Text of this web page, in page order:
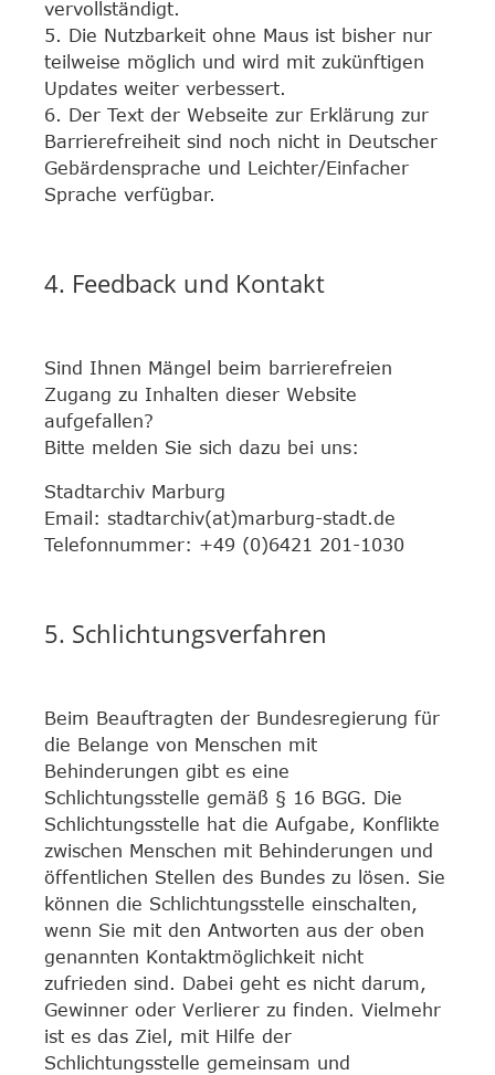
vervollständigt.
5. Die Nutzbarkeit ohne Maus ist bisher nur
teilweise möglich und wird mit zukünftigen
Updates weiter verbessert.
6. Der Text der Webseite zur Erklärung zur
Barrierefreiheit sind noch nicht in Deutscher
Gebärdensprache und Leichter/Einfacher
Sprache verfügbar.
4. Feedback und Kontakt
Sind Ihnen Mängel beim barrierefreien
Zugang zu Inhalten dieser Website
aufgefallen?
Bitte melden Sie sich dazu bei uns:
Stadtarchiv Marburg
Email: stadtarchiv(at)marburg-stadt.de
Telefonnummer: +49 (0)6421 201-1030
5. Schlichtungsverfahren
Beim Beauftragten der Bundesregierung für
die Belange von Menschen mit
Behinderungen gibt es eine
Schlichtungsstelle gemäß § 16 BGG. Die
Schlichtungsstelle hat die Aufgabe, Konflikte
zwischen Menschen mit Behinderungen und
öffentlichen Stellen des Bundes zu lösen. Sie
können die Schlichtungsstelle einschalten,
wenn Sie mit den Antworten aus der oben
genannten Kontaktmöglichkeit nicht
zufrieden sind. Dabei geht es nicht darum,
Gewinner oder Verlierer zu finden. Vielmehr
ist es das Ziel, mit Hilfe der
Schlichtungsstelle gemeinsam und